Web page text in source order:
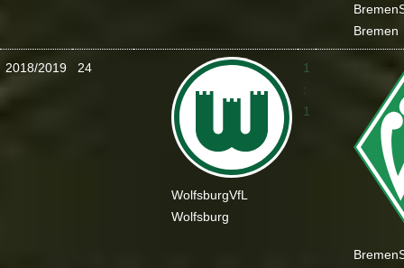
Bremen
Bremen
2018/2019 24
WolfsburgVfL
Wolfsburg
1
:
1
Bremen